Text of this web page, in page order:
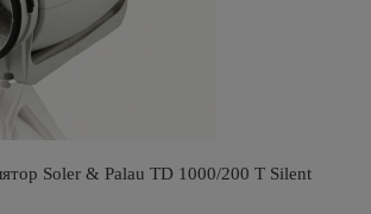
Soler & Palau TD 1000/200 T Silent